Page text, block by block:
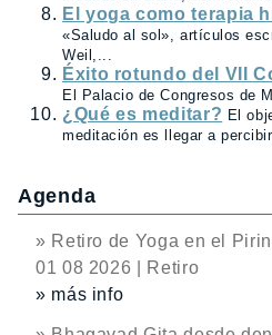
El yoga como terapia
«Saludo al sol», artículos
Weil,...
Éxito rotundo del VII
El Palacio de Congresos de
¿Qué es meditar? El
meditación es llegar a
Agenda
» Retiro de Yoga en el
01 08 2026 | Retiro
» más info